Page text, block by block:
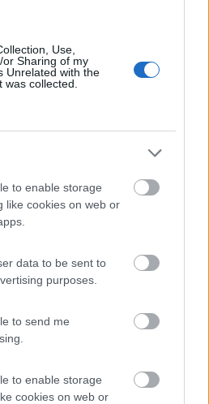
Use,
Sharing of my
Unrelated with the
collected.
to enable storage
like cookies on web or
data to be sent to
purposes.
to send me
to enable storage
cookies on web or
Al Vecchio Tino
presso l'agriturismo,